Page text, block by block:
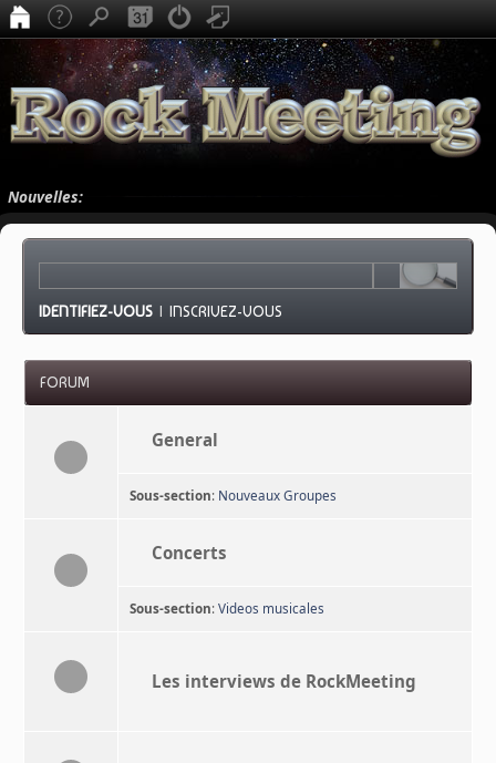
Nouvelles:
IDENTIFIEZ-VOUS |INSCRIVEZ-VOUS
FORUM
General
Sous-section: Nouveaux Groupes
Concerts
Sous-section: Videos musicales
Les interviews de RockMeeting